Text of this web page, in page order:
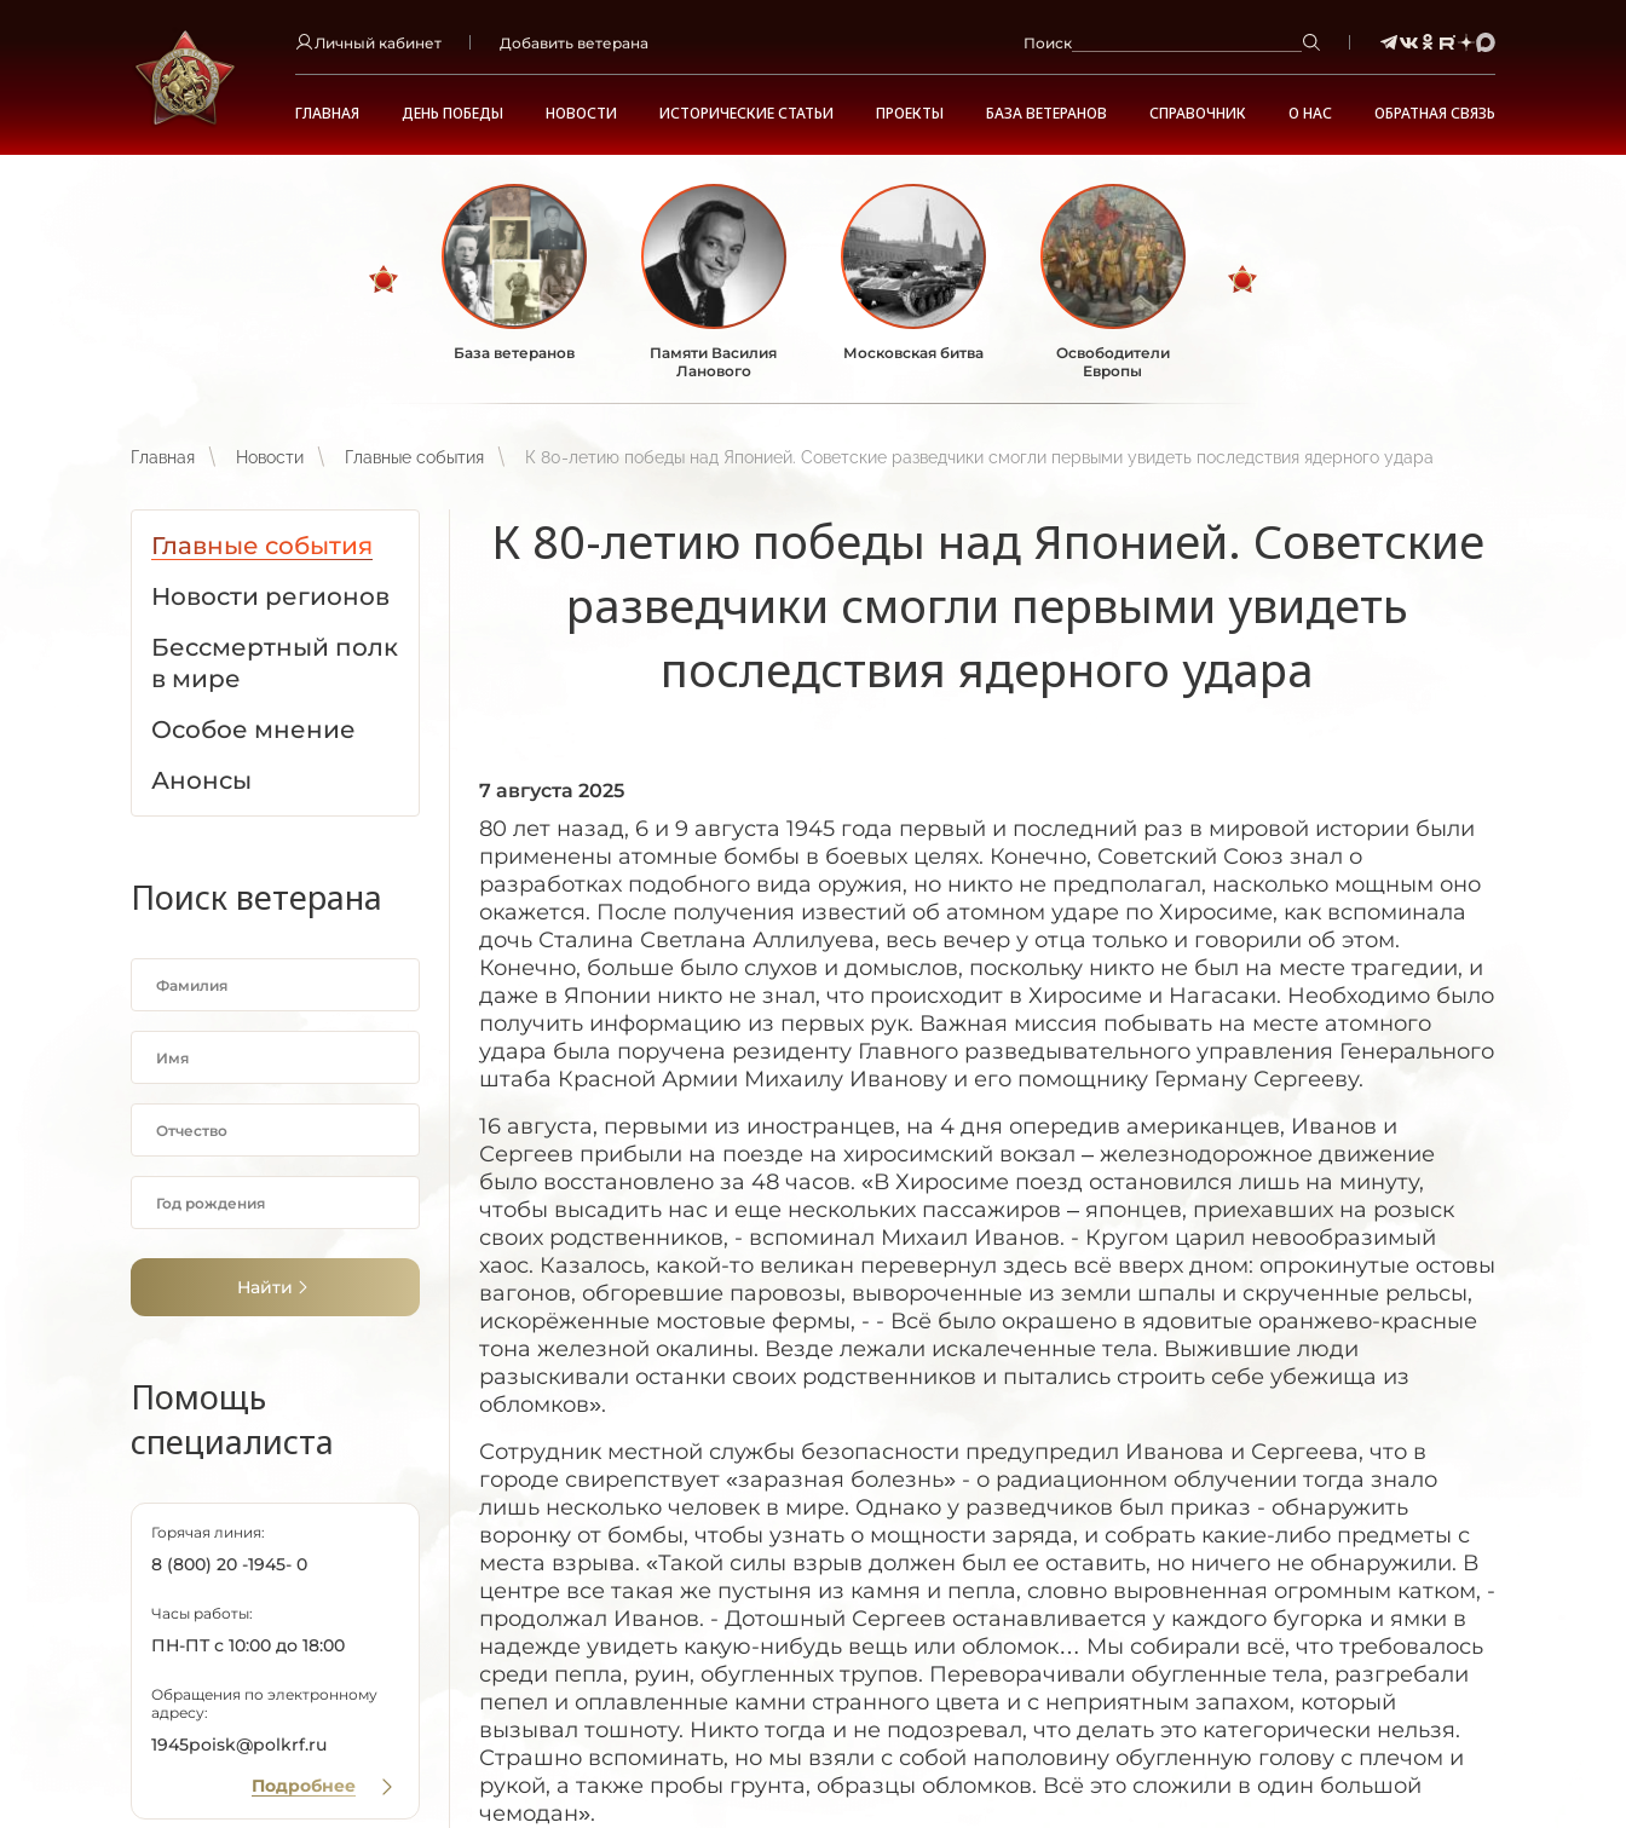
Личный кабинет Добавить ветерана Поиск
ГЛАВНАЯ ДЕНЬ ПОБЕДЫ НОВОСТИ ИСТОРИЧЕСКИЕ СТАТЬИ ПРОЕКТЫ БАЗА ВЕТЕРАНОВ СПРАВОЧНИК О НАС ОБРАТНАЯ СВЯЗЬ
База ветеранов
Памяти Василия
Ланового
Московская битва
Освободители
Европы
Главная Новости Главные события К 80-летию победы над Японией. Советские разведчики смогли первыми увидеть последствия ядерного удара
Главные события
Новости регионов
Бессмертный полк
в мире
Особое мнение
Анонсы
Поиск ветерана
Найти
Помощь
специалиста
Горячая линия:
8 (800) 20 -1945- 0
Часы работы:
ПН-ПТ с 10:00 до 18:00
Обращения по электронному
адресу:
1945poisk@polkrf.ru
Подробнее
К 80-летию победы над Японией. Советские
разведчики смогли первыми увидеть
последствия ядерного удара
7 августа 2025
80 лет назад, 6 и 9 августа 1945 года первый и последний раз в мировой истории были
применены атомные бомбы в боевых целях. Конечно, Советский Союз знал о
разработках подобного вида оружия, но никто не предполагал, насколько мощным оно
окажется. После получения известий об атомном ударе по Хиросиме, как вспоминала
дочь Сталина Светлана Аллилуева, весь вечер у отца только и говорили об этом.
Конечно, больше было слухов и домыслов, поскольку никто не был на месте трагедии, и
даже в Японии никто не знал, что происходит в Хиросиме и Нагасаки. Необходимо было
получить информацию из первых рук. Важная миссия побывать на месте атомного
удара была поручена резиденту Главного разведывательного управления Генерального
штаба Красной Армии Михаилу Иванову и его помощнику Герману Сергееву.
16 августа, первыми из иностранцев, на 4 дня опередив американцев, Иванов и
Сергеев прибыли на поезде на хиросимский вокзал – железнодорожное движение
было восстановлено за 48 часов. «В Хиросиме поезд остановился лишь на минуту,
чтобы высадить нас и еще нескольких пассажиров – японцев, приехавших на розыск
своих родственников, - вспоминал Михаил Иванов. - Кругом царил невообразимый
хаос. Казалось, какой-то великан перевернул здесь всё вверх дном: опрокинутые остовы
вагонов, обгоревшие паровозы, вывороченные из земли шпалы и скрученные рельсы,
искорёженные мостовые фермы, - - Всё было окрашено в ядовитые оранжево-красные
тона железной окалины. Везде лежали искалеченные тела. Выжившие люди
разыскивали останки своих родственников и пытались строить себе убежища из
обломков».
Сотрудник местной службы безопасности предупредил Иванова и Сергеева, что в
городе свирепствует «заразная болезнь» - о радиационном облучении тогда знало
лишь несколько человек в мире. Однако у разведчиков был приказ - обнаружить
воронку от бомбы, чтобы узнать о мощности заряда, и собрать какие-либо предметы с
места взрыва. «Такой силы взрыв должен был ее оставить, но ничего не обнаружили. В
центре все такая же пустыня из камня и пепла, словно выровненная огромным катком, -
продолжал Иванов. - Дотошный Сергеев останавливается у каждого бугорка и ямки в
надежде увидеть какую-нибудь вещь или обломок… Мы собирали всё, что требовалось
среди пепла, руин, обугленных трупов. Переворачивали обугленные тела, разгребали
пепел и оплавленные камни странного цвета и с неприятным запахом, который
вызывал тошноту. Никто тогда и не подозревал, что делать это категорически нельзя.
Страшно вспоминать, но мы взяли с собой наполовину обугленную голову с плечом и
рукой, а также пробы грунта, образцы обломков. Всё это сложили в один большой
чемодан».